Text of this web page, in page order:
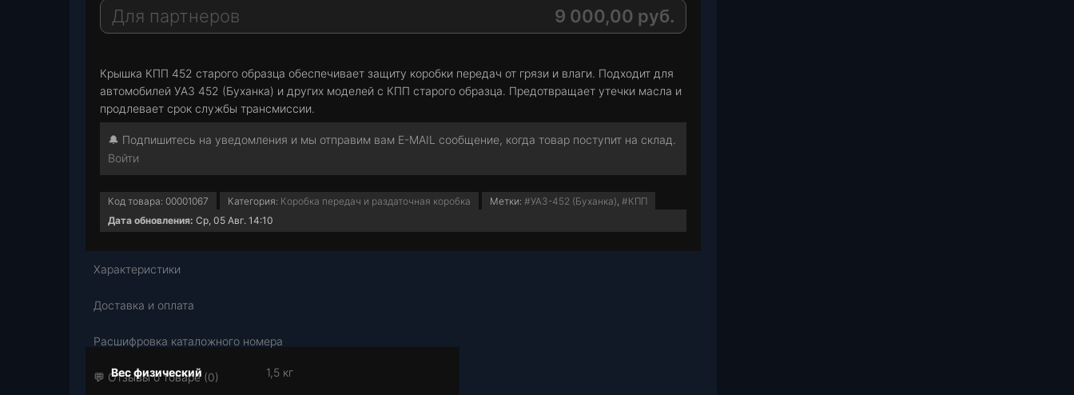
a
m
A
p
i
l
Для партнеров 9 000,00 руб.
Крышка КПП 452 старого образца обеспечивает защиту коробки передач от грязи и влаги. Подходит для
автомобилей УАЗ 452 (Буханка) и других моделей с КПП старого образца. Предотвращает утечки масла и
продлевает срок службы трансмиссии.
🔔 Подпишитесь на уведомления и мы отправим вам E-MAIL сообщение, когда товар поступит на склад.
Войти
Код товара: 00001067 Категория: Коробка передач и раздаточная коробка Метки: #УАЗ-452 (Буханка), #КПП
Дата обновления: Ср, 05 Авг. 14:10
Характеристики
Доставка и оплата
Расшифровка каталожного номера
💬 Отзывы о товаре (0)
Вес физический 1,5 кг